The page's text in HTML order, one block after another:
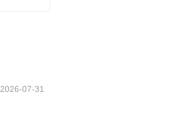
2026-07-31